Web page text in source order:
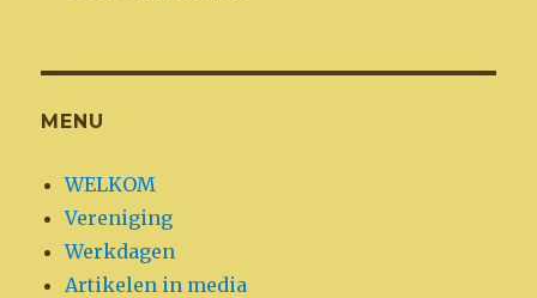
MENU
WELKOM
Vereniging
Werkdagen
Artikelen in media